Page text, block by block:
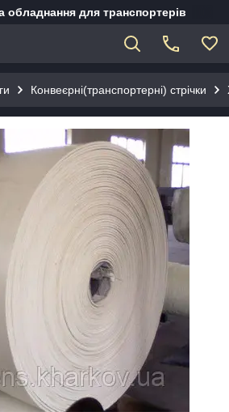
обладнання для транспортерів
Конвеєрні(транспортерні) стрічки